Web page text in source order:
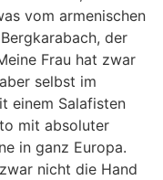
vom armenischen
der
Frau hat zwar
selbst im
einem Salafisten
mit absoluter
in ganz Europa.
nicht die Hand